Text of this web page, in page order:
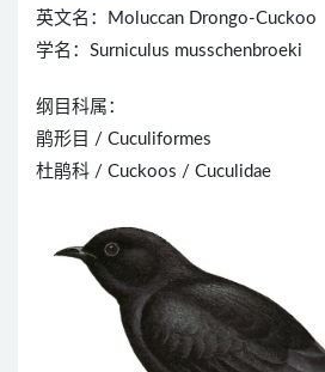
英文名：Moluccan Drongo-Cuckoo
学名：Surniculus musschenbroeki
纲目科属：
鹃形目 / Cuculiformes
杜鹃科 / Cuckoos / Cuculidae